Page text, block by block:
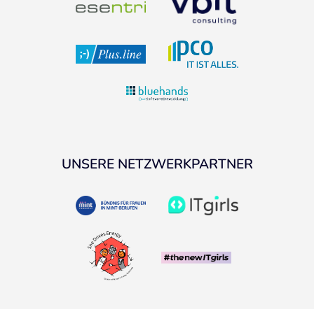
UNSERE NETZWERKPARTNER